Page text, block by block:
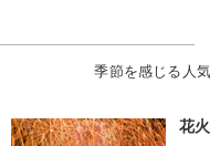
季節を感じる人
花